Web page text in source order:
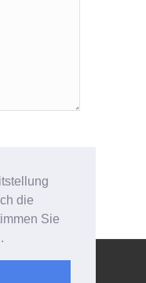
die
Sie
im Büro - mehr
-